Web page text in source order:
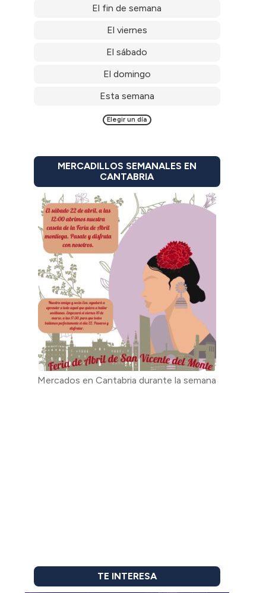
El fin de semana
El viernes
El sábado
El domingo
Esta semana
Elegir un día
MERCADILLOS SEMANALES EN
CANTABRIA
Mercados en Cantabria durante la semana
TE INTERESA